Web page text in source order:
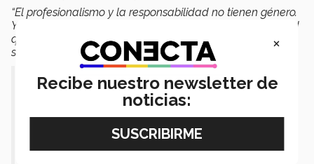
“El profesionalismo y la responsabilidad no tienen género.
Yo busco impulsar a que jamás se pierda esa sensibilidad
que tenemos como mujeres pero sobre todo que seamos
sororas unas con otras" , compartió.
"Tengo la fortuna de vivir en una
época donde ha habido mayor
reconocimiento hacia el trabajo de la
mujer".
×
Recibe nuestro newsletter de
noticias: